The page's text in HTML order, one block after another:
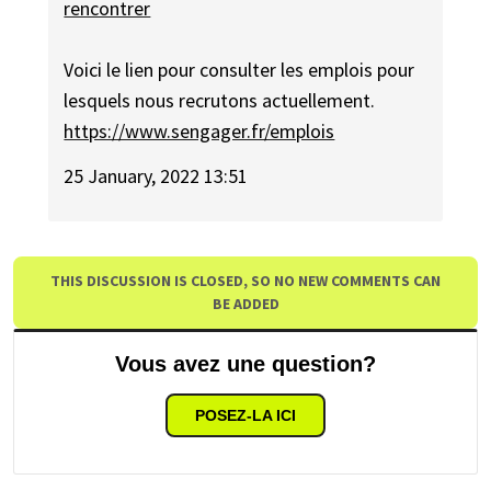
rencontrer
Voici le lien pour consulter les emplois pour
lesquels nous recrutons actuellement.
https://www.sengager.fr/emplois
25 January, 2022 13:51
THIS DISCUSSION IS CLOSED, SO NO NEW COMMENTS CAN
BE ADDED
Vous avez une question?
POSEZ-LA ICI